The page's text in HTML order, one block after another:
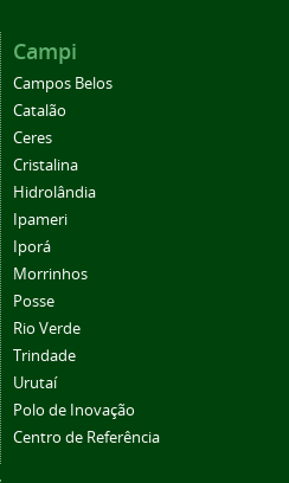
Campi
Campos Belos
Catalão
Ceres
Cristalina
Hidrolândia
Ipameri
Iporá
Morrinhos
Posse
Rio Verde
Trindade
Urutaí
Polo de Inovação
Centro de Referência